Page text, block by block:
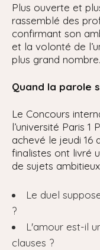
Plus ouverte et
rassemblé des
confirmant son
et la volonté de
plus grand nombre.
Quand la parole
Le Concours
l’université Paris 1
achevé le jeudi 16
finalistes ont livré
de sujets
Le duel
?
L'amour est-il
clauses ?